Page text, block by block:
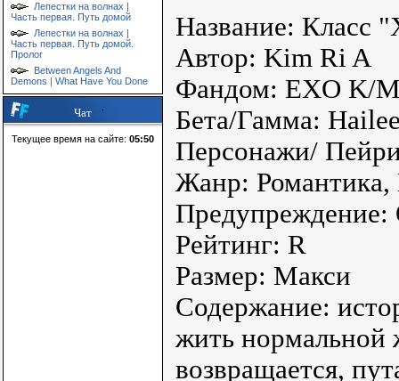
Лепестки на волнах |
Часть первая. Путь домой
Лепестки на волнах |
Часть первая. Путь домой.
Пролог
Between Angels And
Demons | What Have You Done
Чат
Текущее время на сайте: 05:50
Название: Класс
Автор: Kim Ri A
Фандом: EXO K/
Бета/Гамма:
Персонажи/
Жанр:
Рейтинг: R
Размер: Макси
Содержание:
жить
возвращается,